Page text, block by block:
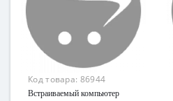
Код товара: 86944
Встраиваемый компьютер